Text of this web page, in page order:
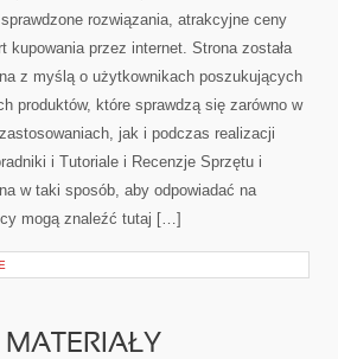
rozwiązania, atrakcyjne ceny
kupowania przez internet. Strona została
z myślą o użytkownikach poszukujących
produktów, które sprawdzą się zarówno w
jak i podczas realizacji
i Tutoriale i Recenzje Sprzętu i
w taki sposób, aby odpowiadać na
mogą znaleźć tutaj […]